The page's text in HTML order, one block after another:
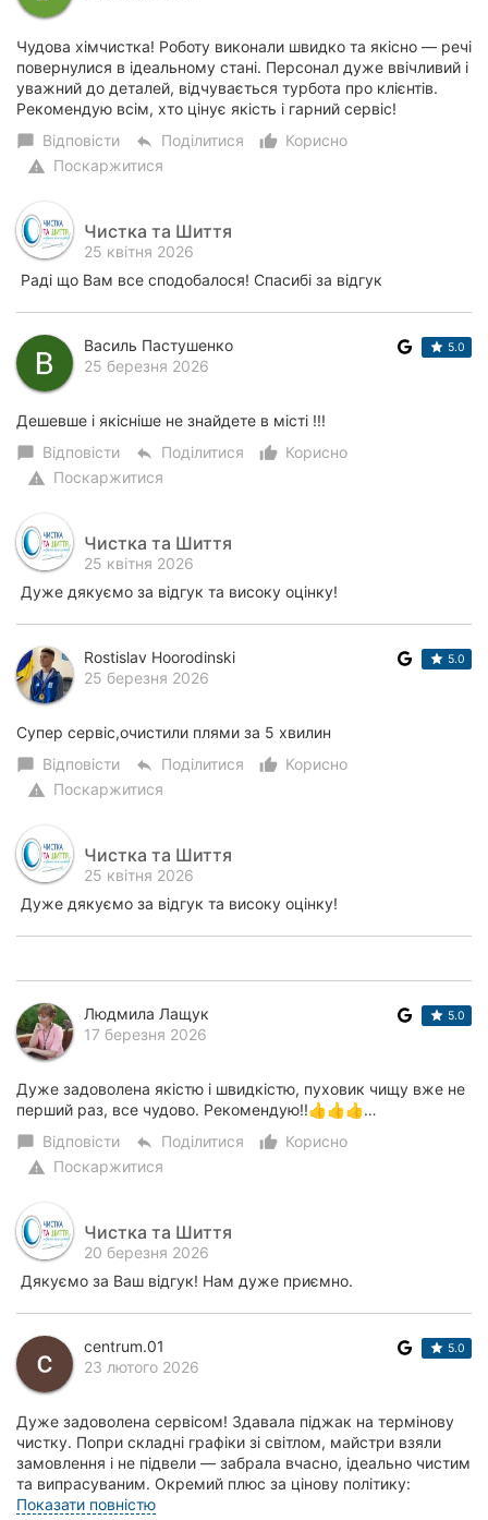
Чудова хімчистка! Роботу виконали швидко та якісно — речі
повернулися в ідеальному стані. Персонал дуже ввічливий і
уважний до деталей, відчувається турбота про клієнтів.
Рекомендую всім, хто цінує якість і гарний сервіс!
chat_bubble Відповісти reply Поділитися thumb_up_alt
Корисно
warning Поскаржитися
Чистка та Шиття
25 квітня 2026
Раді що Вам все сподобалося! Спасибі за відгук
Василь Пастушенко
25 березня 2026
5.0
Дешевше і якісніше не знайдете в місті !!!
chat_bubble Відповісти reply Поділитися thumb_up_alt
Корисно
warning Поскаржитися
Чистка та Шиття
25 квітня 2026
Дуже дякуємо за відгук та високу оцінку!
Rostislav Hoorodinski
25 березня 2026
5.0
Супер сервіс,очистили плями за 5 хвилин
chat_bubble Відповісти reply Поділитися thumb_up_alt
Корисно
warning Поскаржитися
Чистка та Шиття
25 квітня 2026
Дуже дякуємо за відгук та високу оцінку!
Людмила Лащук
17 березня 2026
5.0
Дуже задоволена якістю і швидкістю, пуховик чищу вже не
перший раз, все чудово. Рекомендую!!👍👍👍…
chat_bubble Відповісти reply Поділитися thumb_up_alt
Корисно
warning Поскаржитися
Чистка та Шиття
20 березня 2026
Дякуємо за Ваш відгук! Нам дуже приємно.
centrum.01
23 лютого 2026
5.0
Дуже задоволена сервісом! Здавала піджак на термінову
чистку. Попри складні графіки зі світлом, майстри взяли
замовлення і не підвели — забрала вчасно, ідеально чистим
та випрасуваним. Окремий плюс за цінову політику:
вартість послуг дуже доступна по...
Показати повністю